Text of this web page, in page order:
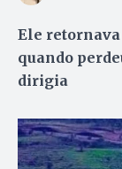
Ele retornava
quando
dirigia